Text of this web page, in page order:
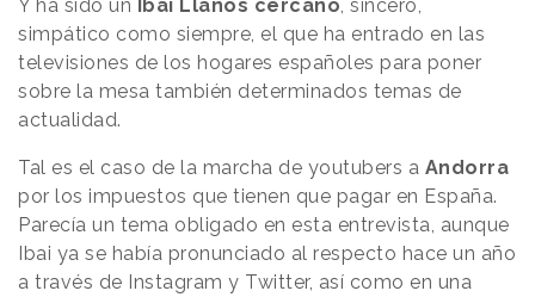
Y ha sido un Ibai Llanos cercano , sincero,
simpático como siempre, el que ha entrado en las
televisiones de los hogares españoles para poner
sobre la mesa también determinados temas de
actualidad.
Tal es el caso de la marcha de youtubers a Andorra
por los impuestos que tienen que pagar en España.
Parecía un tema obligado en esta entrevista, aunque
Ibai ya se había pronunciado al respecto hace un año
a través de Instagram y Twitter, así como en una